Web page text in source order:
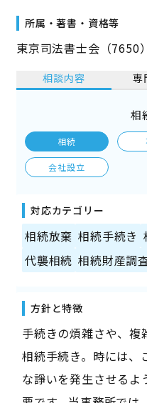
所属・著書・資格等
東京司法書士会（7650）
相談内容 専
相
相続
会社設立
対応カテゴリー
相続放棄 相続手続き
代襲相続 相続財産調
方針と特徴
手続きの煩雑さや、複
相続手続き。時には、
な諍いを発生させるよ